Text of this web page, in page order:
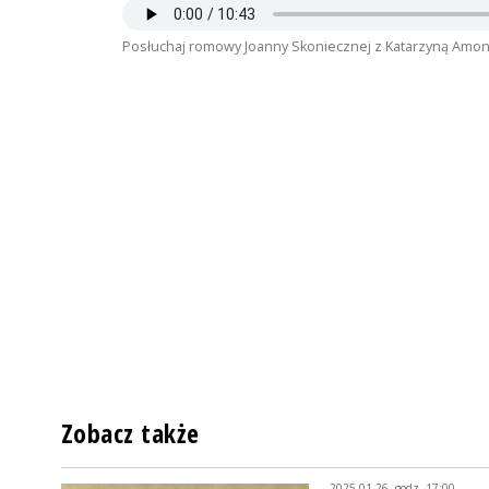
Posłuchaj romowy Joanny Skoniecznej z Katarzyną Amon
Zobacz także